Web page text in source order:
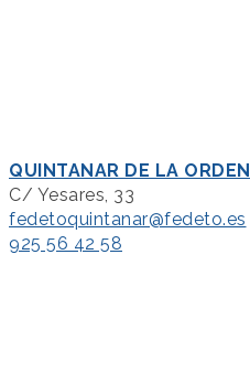
QUINTANAR DE LA ORDEN
C/ Yesares, 33
fedetoquintanar@fedeto.es
925 56 42 58